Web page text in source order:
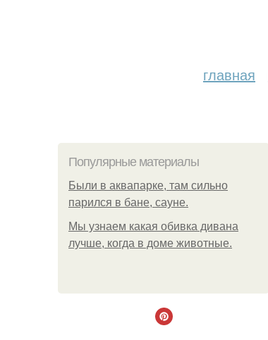
главная
Популярные материалы
Были в аквапарке, там сильно
парился в бане, сауне.
Мы узнаем какая обивка дивана
лучше, когда в доме животные.